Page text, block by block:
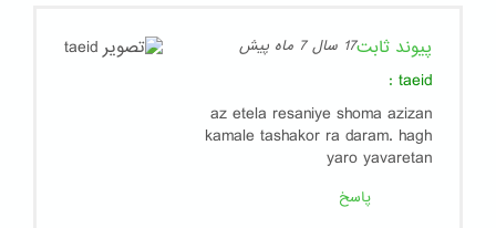
پیوند ثابت17 سال 7 ماه پیش
taeid
:
az etela resaniye shoma azizan
kamale tashakor ra daram. hagh
yaro yavaretan
پاسخ